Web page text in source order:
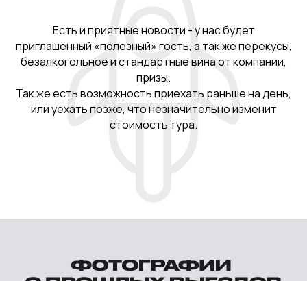
Есть и приятные новости - у нас будет
приглашенный «полезный» гость, а так же перекусы,
безалкогольное и стандартные вина от компании,
призы.
Так же есть возможность приехать раньше на день,
или уехать позже, что незначительно изменит
стоимость тура.